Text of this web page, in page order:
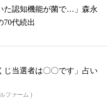
た認知機能が菌で…」森永
70代続出
じ当選者は〇〇です」占い
ファーム )